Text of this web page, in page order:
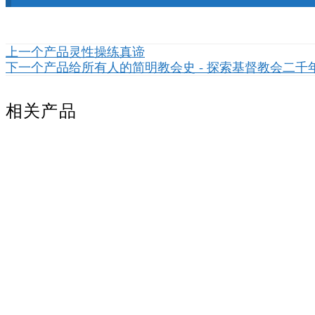
上一个产品灵性操练真谛
下一个产品给所有人的简明教会史 - 探索基督教会二千
相关产品